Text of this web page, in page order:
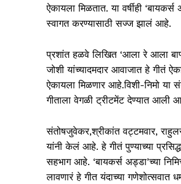
ऐकायला मिळतात. या वर्षीही
स्वागत करण्यासाठी सज्ज झालं आहे.
प्रशांत हळवे लिखित ‘आला रे आला
जोशी यांच्यादमदार आवाजात हे गीतं
ऐकायला मिळणार आहे.विशी-निमो या
गीताला वेगळी ट्रीटमेंट देण्यात आली
संतोषजुवेकर,श्रीकांत वट्टमवार,
यांनी केलं आहे. हे गीतं पुण्याच्या
सहभाग आहे. ‘बायकर्स अड्डा’च्या
लावणारं हे गीत यंदाच्या